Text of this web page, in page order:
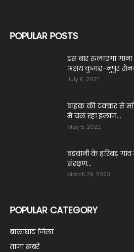
POPULAR POSTS
इस बार रुलाएगा
अक्षय कुमार-नुपुर
July 6, 2021
बाइक की टक्कर से
में चल रहा इलाज...
May 5, 2022
बड़वानी के हरिबड़
संरक्षण...
March 29, 2023
POPULAR CATEGORY
बालाघाट जिला
ताज़ा ख़बरें